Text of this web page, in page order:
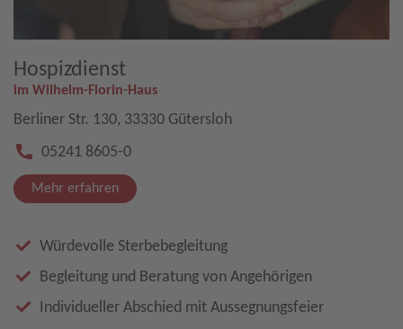
Hospizdienst
im Wilhelm-Florin-Haus
Berliner Str. 130, 33330 Gütersloh
05241 8605-0
Mehr erfahren
Würdevolle Sterbebegleitung
Begleitung und Beratung von Angehörigen
Individueller Abschied mit Aussegnungsfeier